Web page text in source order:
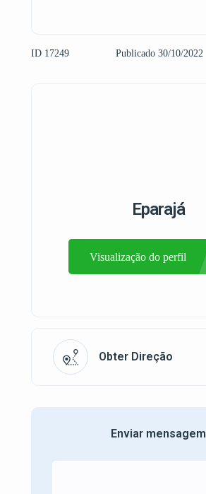
ID 17249 Publicado 30/10/2022
Eparajá
Visualização do perfil
Obter Direção
Enviar mensagem